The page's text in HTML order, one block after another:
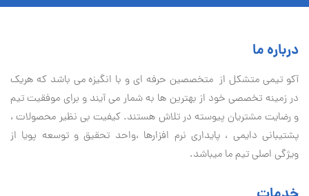
درباره ما
آكو تيمی متشکل از متخصصین حرفه ای و با انگیزه می باشد که هریک
در زمینه تخصصی خود از بهترین ها به شمار می آیند و برای موفقیت تيم
و رضایت مشتریان پیوسته در تلاش هستند. کیفیت بی نظير محصولات ،
پشتیبانی دايمی ، پایداری نرم افزارها ،واحد تحقیق و توسعه پویا از
ویژگی اصلی تیم ما میباشد.